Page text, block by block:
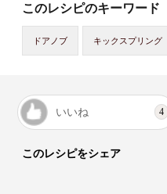
このレシピのキーワード
ドアノブ キックスプリング
いいね 4
このレシピをシェア